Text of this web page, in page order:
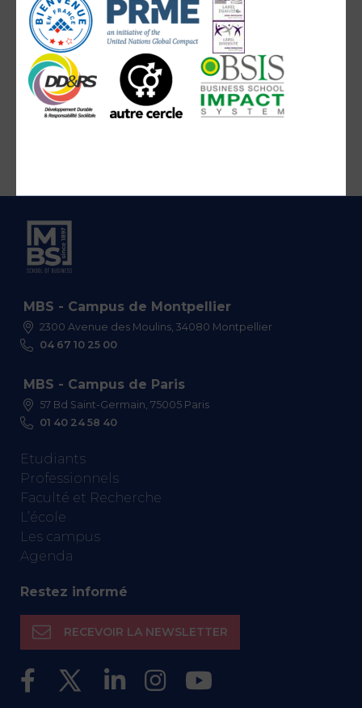
MBS - Campus de Montpellier
2300 Avenue des Moulins, 34080 Montpellier
04 67 10 25 00
MBS - Campus de Paris
57 Bd Saint-Germain, 75005 Paris
01 40 24 58 40
Etudiants
Professionnels
Faculté et Recherche
L’école
Les campus
Agenda
Restez informé
RECEVOIR LA NEWSLETTER